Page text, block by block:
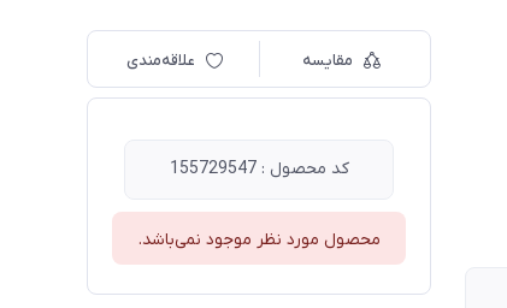
مقایسه علاقه‌مندی
کد محصول : 155729547
محصول مورد نظر موجود نمی‌باشد.